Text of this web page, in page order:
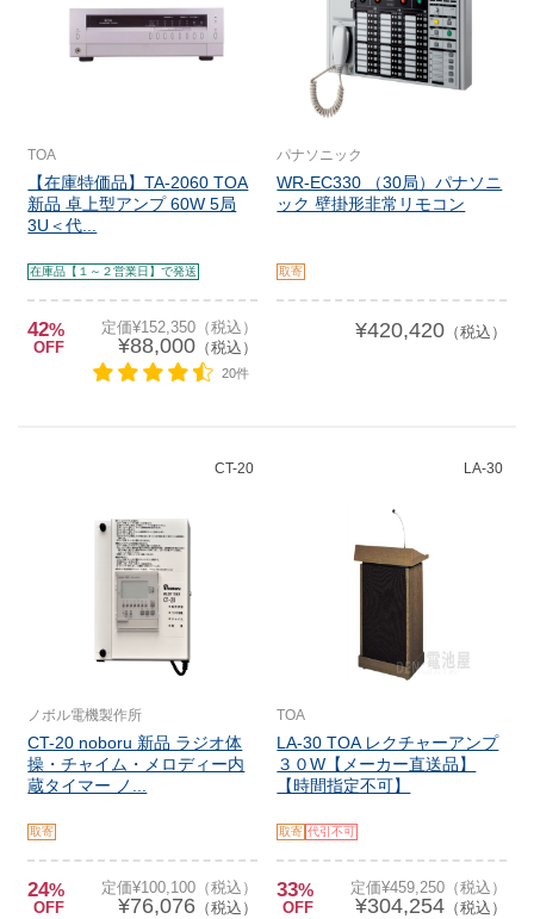
TOA
【在庫特価品】TA-2060 TOA
新品 卓上型アンプ 60W 5局
3U＜代...
在庫品【１～２営業日】で発送
42%
OFF
定価¥152,350（税込）
¥88,000（税込）
20件
パナソニック
WR-EC330 （30局）パナソニ
ック 壁掛形非常リモコン
取寄
¥420,420（税込）
CT-20
ノボル電機製作所
CT-20 noboru 新品 ラジオ体
操・チャイム・メロディー内
蔵タイマー ノ...
取寄
24%
OFF
定価¥100,100（税込）
¥76,076（税込）
LA-30
TOA
LA-30 TOA レクチャーアンプ
３０W【メーカー直送品】
【時間指定不可】
取寄 代引不可
33%
OFF
定価¥459,250（税込）
¥304,254（税込）